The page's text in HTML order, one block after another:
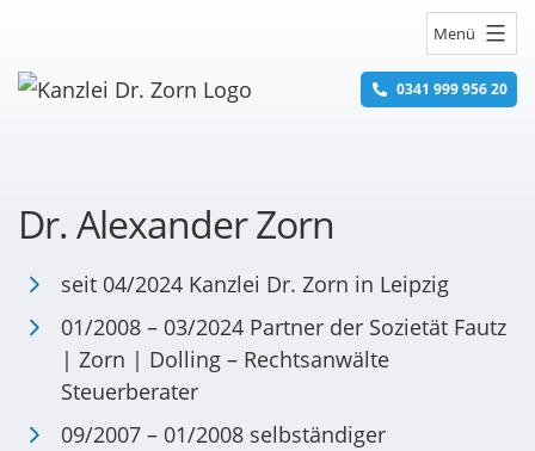
springen
0341 999 956 20
Menü
Dr. Alexander Zorn
seit 04/2024 Kanzlei Dr. Zorn in Leipzig
01/2008 – 03/2024 Partner der Sozietät Fautz
| Zorn | Dolling – Rechtsanwälte
Steuerberater
09/2007 – 01/2008 selbständiger